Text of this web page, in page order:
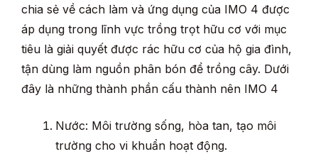
chia sẻ về cách làm và ứng dụng của IMO 4 được
áp dụng trong lĩnh vực trồng trọt hữu cơ với mục
tiêu là giải quyết được rác hữu cơ của hộ gia đình,
tận dùng làm nguồn phân bón để trồng cây. Dưới
đây là những thành phần cấu thành nên IMO 4
Nước: Môi trường sống, hòa tan, tạo môi
trường cho vi khuẩn hoạt động.